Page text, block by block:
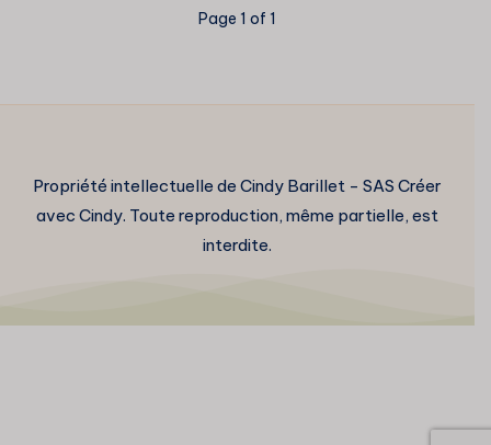
Page 1 of 1
Propriété intellectuelle de Cindy Barillet - SAS Créer
avec Cindy. Toute reproduction, même partielle, est
interdite.